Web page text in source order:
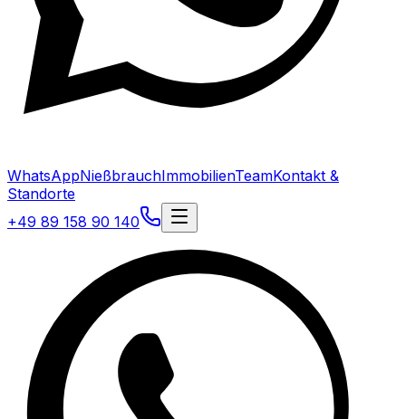
WhatsAppNießbrauchImmobilienTeamKontakt &
Standorte
+49 89 158 90 140